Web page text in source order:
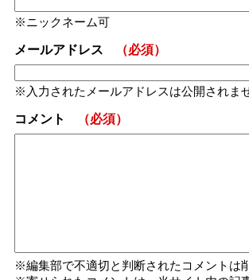
ニックネーム可
メールアドレス （必須）
入力されたメールアドレスは公開されま
コメント （必須）
編集部で不適切と判断されたコメントは